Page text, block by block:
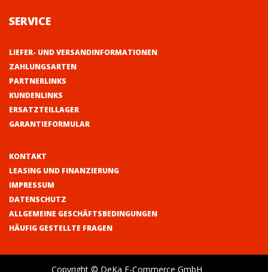
SERVICE
LIEFER- UND VERSANDINFORMATIONEN
ZAHLUNGSARTEN
PARTNERLINKS
KUNDENLINKS
ERSATZTEILLAGER
GARANTIEFORMULAR
KONTAKT
LEASING UND FINANZIERUNG
IMPRESSUM
DATENSCHUTZ
ALLGEMEINE GESCHÄFTSBEDINGUNGEN
HÄUFIG GESTELLTE FRAGEN
Copyright © DeKa E-Commerce GmbH